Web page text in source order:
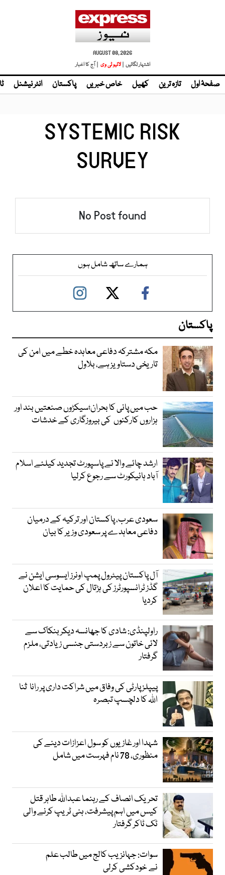
AUGUST 08, 2026
اشتہار لگائیں | لائیو ٹی وی | آج کا اخبار
صفحۂ اول تازہ ترین کھیل خاص خبریں پاکستان انٹر نیشنل
SYSTEMIC RISK
SURVEY
No Post found
ہمارے ساتھ شامل ہوں
پاکستان
مکہ مشترکہ دفاعی معاہدہ خطے میں امن کی
تاریخی دستاویز ہے، بلاول
حب میں پانی کا بحران؛سیکڑوں صنعتیں بند اور
ہزاروں کارکنوں کی بیروزگاری کے خدشات
ارشد چائے والا نے پاسپورٹ تجدید کیلئے اسلام
آباد ہائیکورٹ سے رجوع کرلیا
سعودی عرب، پاکستان اور ترکیہ کے درمیان
دفاعی معاہدے پر سعودی وزیر کا بیان
آل پاکستان پیٹرول پمپ اونرز ایسوسی ایشن نے
گڈز ٹرانسپورٹرز کی ہڑتال کی حمایت کا اعلان
کردیا
راولپنڈی: شادی کا جھانسہ دیکر بنکاک سے
لائی خاتون سے زبردستی جنسی زیادتی، ملزم
گرفتار
پیپلز پارٹی کی وفاق میں شراکت داری پر رانا ثنا
اللہ کا دلچسپ تبصرہ
شہدا اور غازیوں کو سول اعزازات دینے کی
منظوری، 78 نام فہرست میں شامل
تحریک انصاف کے رہنما عبداللہ طاہر قتل
کیس میں اہم پیشرفت، ہنی ٹریپ کرنے والی
ٹک ٹاکر گرفتار
سوات: جہانزیب کالج میں طالب علم
نے خودکشی کرلی